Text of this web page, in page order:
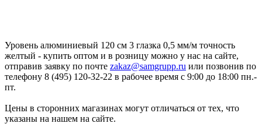
Уровень алюминиевый 120 см 3 глазка 0,5 мм/м точность
желтый - купить оптом и в розницу можно у нас на сайте,
отправив заявку по почте zakaz@samgrupp.ru или позвонив по
телефону 8 (495) 120-32-22 в рабочее время с 9:00 до 18:00 пн.-
пт.
Цены в сторонних магазинах могут отличаться от тех, что
указаны на нашем на сайте.